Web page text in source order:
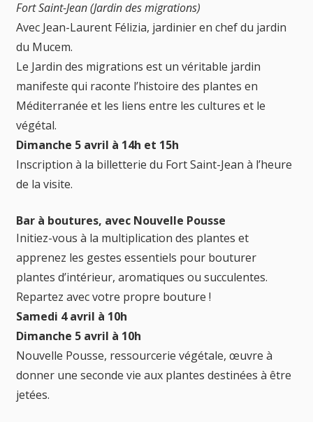
Fort Saint-Jean (Jardin des migrations)
Avec Jean-Laurent Félizia, jardinier en chef du jardin
du Mucem.
Le Jardin des migrations est un véritable jardin
manifeste qui raconte l’histoire des plantes en
Méditerranée et les liens entre les cultures et le
végétal.
Dimanche 5 avril à 14h et 15h
Inscription à la billetterie du Fort Saint-Jean à l’heure
de la visite.
Bar à boutures, avec Nouvelle Pousse
Initiez-vous à la multiplication des plantes et
apprenez les gestes essentiels pour bouturer
plantes d’intérieur, aromatiques ou succulentes.
Repartez avec votre propre bouture !
Samedi 4 avril à 10h
Dimanche 5 avril à 10h
Nouvelle Pousse, ressourcerie végétale, œuvre à
donner une seconde vie aux plantes destinées à être
jetées.